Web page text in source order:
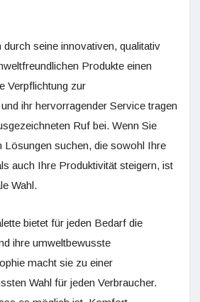
seine innovativen, qualitativ
Produkte einen
Verpflichtung zur
ihr hervorragender Service tragen
Ruf bei. Wenn Sie
Lösungen suchen, die sowohl Ihre
auch Ihre Produktivität steigern, ist
Wahl.
bietet für jeden Bedarf die
ihre umweltbewusste
macht sie zu einer
Wahl für jeden Verbraucher.